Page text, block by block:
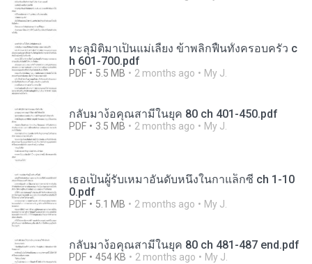
ทะลุมิติมาเป็นแม่เลี้ยง ข้าพลิกฟื้นทั้งครอบครัว c
h 601-700.pdf
PDF 5.5 MB 2 months ago My J.
กลับมาง้อคุณสามีในยุค 80 ch 401-450.pdf
PDF 3.5 MB 2 months ago My J.
เธอเป็นผู้รับเหมาอันดับหนึ่งในกาแล็กซี่ ch 1-10
0.pdf
PDF 5.1 MB 2 months ago My J.
กลับมาง้อคุณสามีในยุค 80 ch 481-487 end.pdf
PDF 454 KB 2 months ago My J.